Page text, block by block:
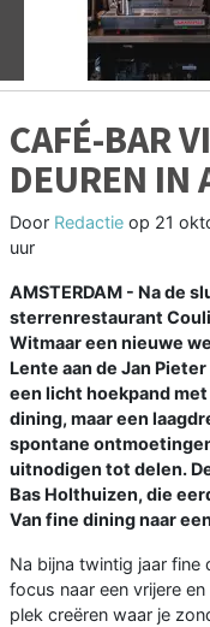
CAFÉ-BAR
DEUREN IN
Door Redactie op 21
uur
AMSTERDAM - Na de
sterrenrestaurant
Witmaar een nieuwe
Lente aan de Jan
een licht hoekpand
dining, maar een
spontane
uitnodigen tot delen.
Bas Holthuizen, die
Van fine dining naar
Na bijna twintig jaar fine
focus naar een vrijere
plek creëren waar je